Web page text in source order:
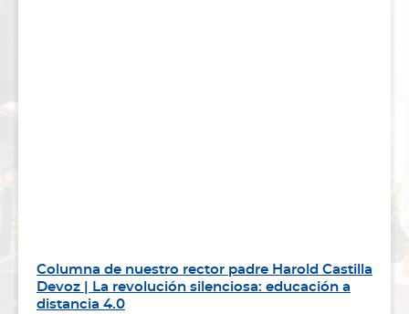
Columna de nuestro rector padre Harold Castilla
Devoz | La revolución silenciosa: educación a
distancia 4.0